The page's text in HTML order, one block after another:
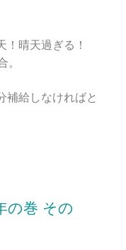
！晴天過ぎる！
。
補給しなければと
の巻 その